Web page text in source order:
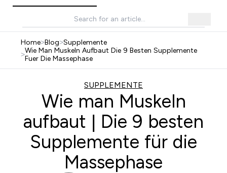
Home>Blog>Supplemente
>Wie Man Muskeln Aufbaut Die 9 Besten Supplemente
Fuer Die Massephase
SUPPLEMENTE
Wie man Muskeln
aufbaut | Die 9 besten
Supplemente für die
Massephase